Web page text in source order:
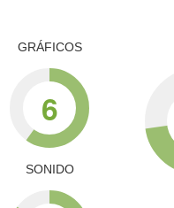
GRÁFICOS
6
SONIDO